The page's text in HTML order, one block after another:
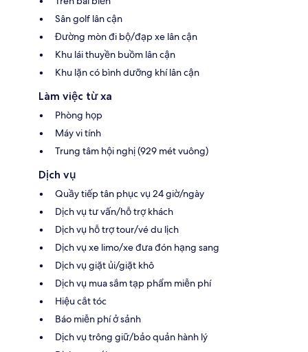
Sân golf lân cận
Đường mòn đi bộ/đạp xe lân cận
Khu lái thuyền buồm lân cận
Khu lặn có bình dưỡng khí lân cận
Làm việc từ xa
Phòng họp
Máy vi tính
Trung tâm hội nghị (929 mét vuông)
Dịch vụ
Quầy tiếp tân phục vụ 24 giờ/ngày
Dịch vụ tư vấn/hỗ trợ khách
Dịch vụ hỗ trợ tour/vé du lịch
Dịch vụ xe limo/xe đưa đón hạng sang
Dịch vụ giặt ủi/giặt khô
Dịch vụ mua sắm tạp phẩm miễn phí
Hiệu cắt tóc
Báo miễn phí ở sảnh
Dịch vụ trông giữ/bảo quản hành lý